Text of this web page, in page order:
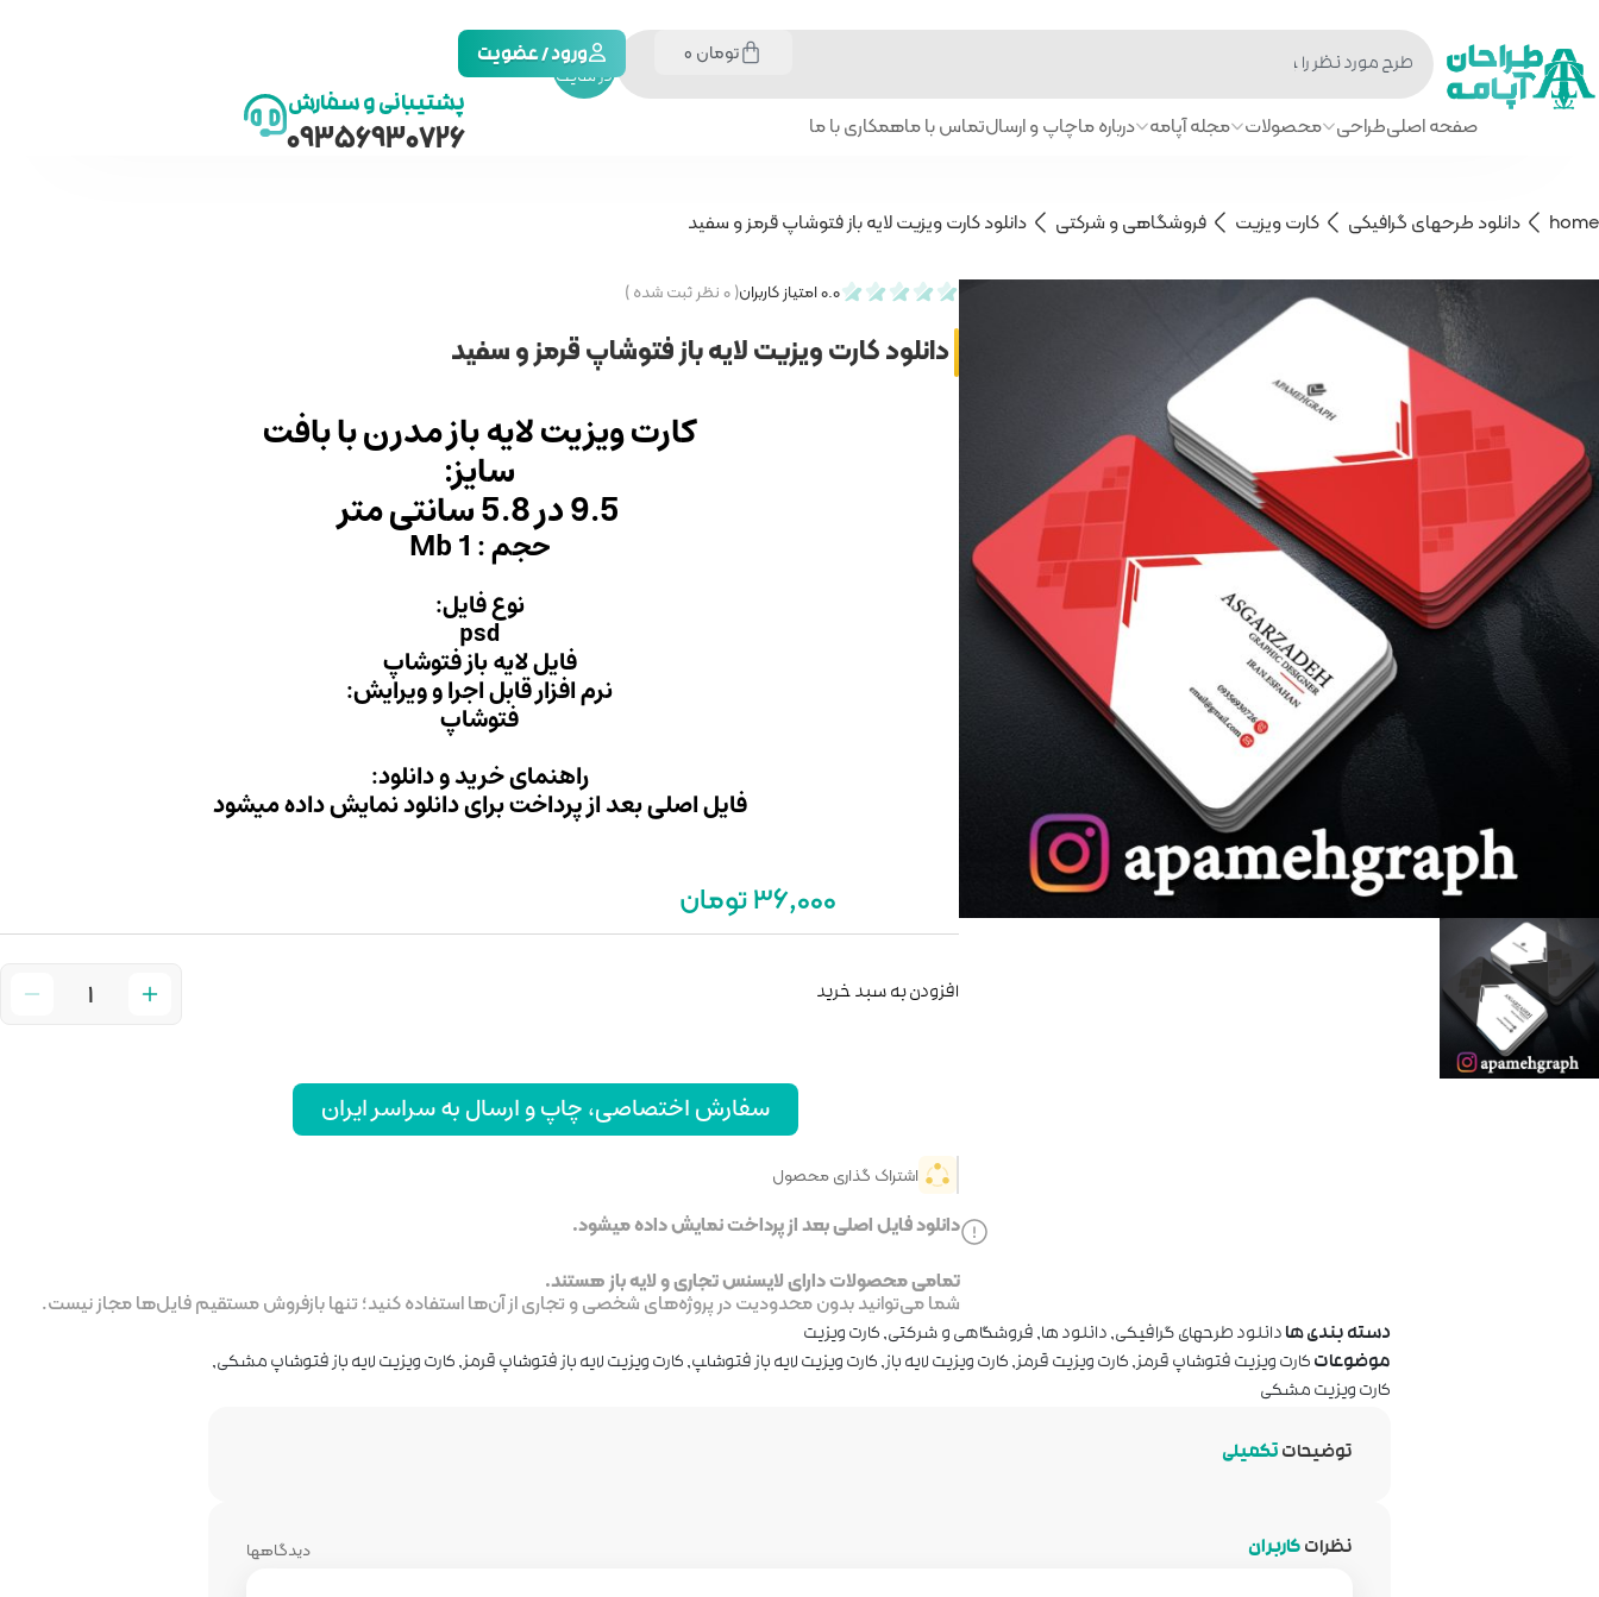
جستجو
در سایت
تومان ورود / عضویت
صفحه اصلیطراحی محصولات مجله آپامه درباره ماچاپ و ارسالتماس با ماهمکاری با ما
پشتیبانی و سفارش
09356930726
home دانلود طرحهای گرافیکی کارت ویزیت فروشگاهی و شرکتی دانلود کارت ویزیت لایه باز فتوشاپ قرمز و سفید
0.0امتیاز کاربران(۰نظر ثبت شده )
دانلود کارت ویزیت لایه باز فتوشاپ قرمز و سفید
کارت ویزیت لایه باز مدرن با بافت
سایز:
9.5 در 5.8 سانتی متر
حجم : 1 Mb
نوع فایل:
psd
فایل لایه باز فتوشاپ
نرم افزار قابل اجرا و ویرایش:
فتوشاپ
راهنمای خرید و دانلود:
فایل اصلی بعد از پرداخت برای دانلود نمایش داده میشود
36,000 تومان
افزودن به سبد خرید
سفارش اختصاصی، چاپ و ارسال به سراسر ایران
اشتراک گذاری محصول
دانلود فایل اصلی بعد از پرداخت نمایش داده میشود.
تمامی محصولات دارای لایسنس تجاری و لایه باز هستند.
شما می‌توانید بدون محدودیت در پروژه‌های شخصی و تجاری از آن‌ها استفاده کنید؛ تنها بازفروش مستقیم فایل‌ها مجاز نیست.
دسته بندی هادانلود طرحهای گرافیکی,دانلود ها,فروشگاهی و شرکتی,کارت ویزیت
موضوعاتکارت ویزیت فتوشاپ قرمز,کارت ویزیت قرمز,کارت ویزیت لایه باز,کارت ویزیت لایه باز فتوشا‍‍‍‍‍‍‍‍‍‍پ,کارت ویزیت لایه باز فتوشاپ قرمز,کارت ویزیت لایه باز فتوشاپ مشکی,
کارت ویزیت مشکی
توضیحاتتکمیلی
نظراتکاربران دیدگاهها